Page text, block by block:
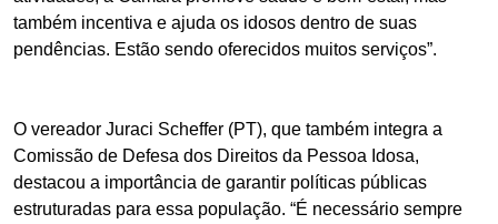
também incentiva e ajuda os idosos dentro de suas
pendências. Estão sendo oferecidos muitos serviços”.
O vereador Juraci Scheffer (PT), que também integra a
Comissão de Defesa dos Direitos da Pessoa Idosa,
destacou a importância de garantir políticas públicas
estruturadas para essa população. “É necessário sempre